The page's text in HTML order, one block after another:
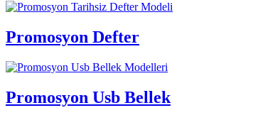
Promosyon Defter
Promosyon Usb Bellek